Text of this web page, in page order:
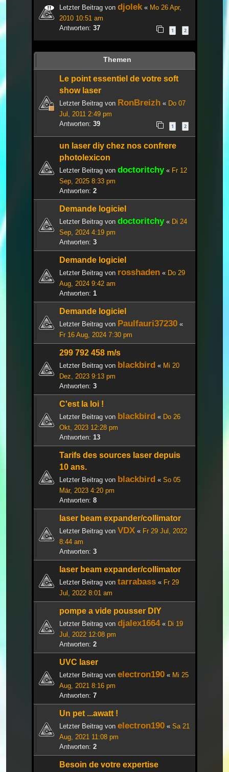
Letzter Beitrag von djolek« Mo 26 Apr,
2010 10:51 am
Antworten: 37 1 2
Themen
Le point essentiel de votre soft
show laser
Letzter Beitrag von RonBreizh « Do 07
Jul, 2011 2:49 pm
Antworten: 39 1 2
un laser diy chez nos confrere
photolexicon
Letzter Beitrag von doctoritchy« Fr 12
Sep, 2025 8:33 pm
Antworten: 2
Demande logiciel
Letzter Beitrag von doctoritchy« Di 24
Sep, 2024 4:19 pm
Antworten: 3
Demande logiciel
Letzter Beitrag von rosshaden « Do 29
Aug, 2024 9:42 am
Antworten: 1
Demande logiciel
Letzter Beitrag von Paulfauri37230 «
Fr 16 Aug, 2024 7:30 pm
299 792 458 m/s
Letzter Beitrag von blackbird « Mi 20
Dez, 2023 9:13 pm
Antworten: 3
C'est la loi !
Letzter Beitrag von blackbird « Do 26
Okt, 2023 12:28 pm
Antworten: 13
Tarifs des sources laser depuis
10 ans.
Letzter Beitrag von blackbird « So 05
Mär, 2023 4:20 pm
Antworten: 8
laser beam expander/collimator
Letzter Beitrag von VDX « Fr 29 Jul, 2022
8:44 am
Antworten: 3
laser beam expander/collimator
Letzter Beitrag von tarrabass « Fr 29
Jul, 2022 8:01 am
pompe a vide pousser DIY
Letzter Beitrag von djalex1664« Di 19
Jul, 2022 12:08 pm
Antworten: 2
UVC laser
Letzter Beitrag von electron190 « Mi 25
Aug, 2021 8:16 pm
Antworten: 7
Un pet ...awatt !
Letzter Beitrag von electron190 « Sa 21
Aug, 2021 11:08 pm
Antworten: 2
Besoin de votre expertise